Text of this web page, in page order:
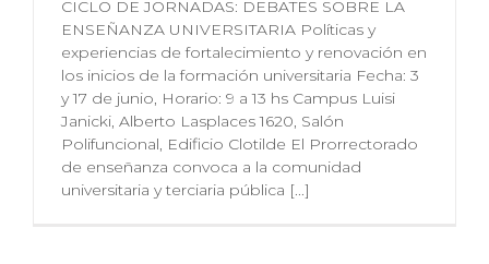
CICLO DE JORNADAS: DEBATES SOBRE LA
ENSEÑANZA UNIVERSITARIA Políticas y
experiencias de fortalecimiento y renovación en
los inicios de la formación universitaria Fecha: 3
y 17 de junio, Horario: 9 a 13 hs Campus Luisi
Janicki, Alberto Lasplaces 1620, Salón
Polifuncional, Edificio Clotilde El Prorrectorado
de enseñanza convoca a la comunidad
universitaria y terciaria pública [...]